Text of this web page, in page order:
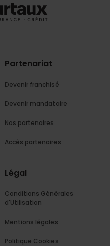
Partenariat
Devenir franchisé
Devenir mandataire
Nos partenaires
Accès partenaires
Légal
Conditions Générales
d'Utilisation
Mentions légales
Politique Cookies